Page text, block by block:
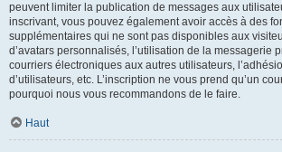
peuvent limiter la publication de messages aux
inscrivant, vous pouvez également avoir accès à des
supplémentaires qui ne sont pas disponibles aux
d’avatars personnalisés, l’utilisation de la messagerie
courriers électroniques aux autres utilisateurs,
d’utilisateurs, etc. L’inscription ne vous prend qu’un
pourquoi nous vous recommandons de le faire.
Haut